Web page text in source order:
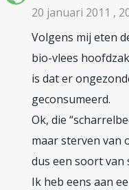
20 januari 2011 ,
Volgens mij eten
bio-vlees
is dat er
geconsumeerd.
Ok, die
maar sterven van
dus een soort van
Ik heb eens aan